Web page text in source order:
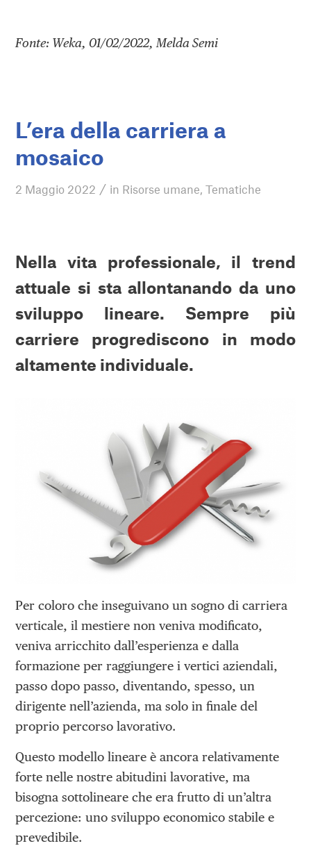
Fonte: Weka, 01/02/2022, Melda Semi
L’era della carriera a
mosaico
2 Maggio 2022 / in Risorse umane ,Tematiche
Nella vita professionale, il trend
attuale si sta allontanando da uno
sviluppo lineare. Sempre più
carriere progrediscono in modo
altamente individuale.
Per coloro che inseguivano un sogno di carriera
verticale, il mestiere non veniva modificato,
veniva arricchito dall’esperienza e dalla
formazione per raggiungere i vertici aziendali,
passo dopo passo, diventando, spesso, un
dirigente nell’azienda, ma solo in finale del
proprio percorso lavorativo.
Questo modello lineare è ancora relativamente
forte nelle nostre abitudini lavorative, ma
bisogna sottolineare che era frutto di un’altra
percezione: uno sviluppo economico stabile e
prevedibile.